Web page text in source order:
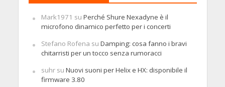
Mark1971 su Perché Shure Nexadyne è il
microfono dinamico perfetto per i concerti
Stefano Rofena su Damping: cosa fanno i bravi
chitarristi per un tocco senza rumoracci
suhrsu Nuovi suoni per Helix e HX: disponibile il
firmware 3.80